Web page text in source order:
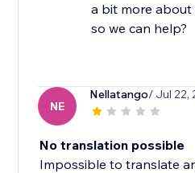
a bit more
NE
Nellatango/ Jul 22,
No translation possible
Impossible to translate